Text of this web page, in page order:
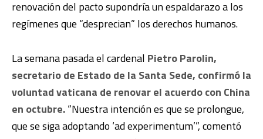
renovación del pacto supondría un espaldarazo a los
regímenes que “desprecian” los derechos humanos.
La semana pasada el cardenal Pietro Parolin,
secretario de Estado de la Santa Sede, confirmó la
voluntad vaticana de renovar el acuerdo con China
en octubre.“Nuestra intención es que se prolongue,
que se siga adoptando ‘ad experimentum’”, comentó